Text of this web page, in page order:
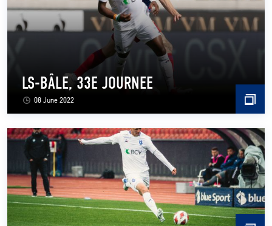
08 June 2022
LS-BÂLE, 33E JOURNEE